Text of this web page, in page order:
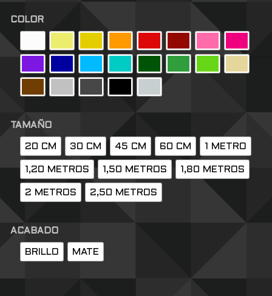
COLOR
TAMAÑO
20 CM 30 CM 45 CM 60 CM 1 METRO
1,20 METROS 1,50 METROS 1,80 METROS
2 METROS 2,50 METROS
ACABADO
BRILLO MATE